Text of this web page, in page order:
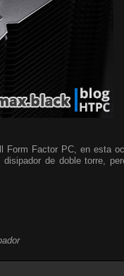
Form Factor PC, en esta
disipador de doble torre,